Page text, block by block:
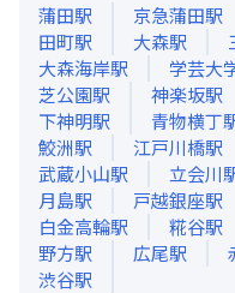
蒲田駅 京急蒲田駅
田町駅 大森駅
大森海岸駅 学芸大
芝公園駅 神楽坂駅
下神明駅 青物横丁
鮫洲駅 江戸川橋駅
武蔵小山駅 立会川
月島駅 戸越銀座駅
白金高輪駅 糀谷駅
野方駅 広尾駅
渋谷駅